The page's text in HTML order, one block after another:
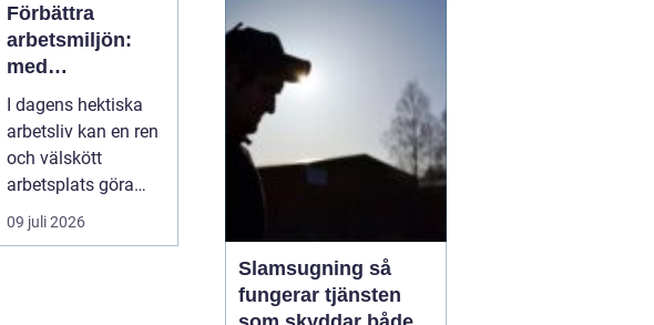
Förbättra
arbetsmiljön:
med
kontorsstädning
i Stockholm
I dagens hektiska
arbetsliv kan en ren
och välskött
arbetsplats göra
underverk fö...
09 juli 2026
konfirmationsläger,
föreningshelg, skolresa
eller konferens med
övernattning, ...
Slamsugning så
fungerar tjänsten